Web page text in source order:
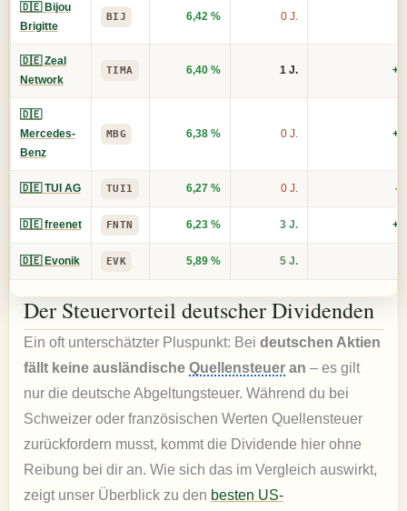
🇩🇪 Bijou
Brigitte
BIJ 6,42 % 0 J.
🇩🇪 Zeal
Network
TIMA 6,40 % 1 J.
🇩🇪
Mercedes-
Benz
MBG 6,38 % 0 J.
🇩🇪 TUI AG TUI1 6,27 % 0 J. -
🇩🇪 freenet FNTN 6,23 % 3 J.
🇩🇪 Evonik EVK 5,89 % 5 J.
Der Steuervorteil deutscher Dividenden
Ein oft unterschätzter Pluspunkt: Bei deutschen Aktien
fällt keine ausländische Quellensteueran – es gilt
nur die deutsche Abgeltungsteuer. Während du bei
Schweizer oder französischen Werten Quellensteuer
zurückfordern musst, kommt die Dividende hier ohne
Reibung bei dir an. Wie sich das im Vergleich auswirkt,
zeigt unser Überblick zu den besten US-